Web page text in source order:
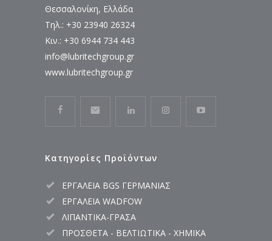
Θεσσαλονίκη, Ελλάδα
Τηλ.: +30 23940 26324
Κιν.: +30 6944 734 443
info@lubritechgroup.gr
www.lubritechgroup.gr
Κατηγορίες Προϊόντων
ΕΡΓΑΛΕΙΑ BGS ΓΕΡΜΑΝΙΑΣ
ΕΡΓΑΛΕΙΑ WADFOW
ΛΙΠΑΝΤΙΚΑ-ΓΡΑΣΑ
ΠΡΟΣΘΕΤΑ - ΒΕΛΤΙΩΤΙΚΑ - ΧΗΜΙΚΑ